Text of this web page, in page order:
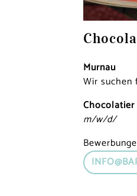
Murnau
Wir suchen
Chocolatier
m/w/d/